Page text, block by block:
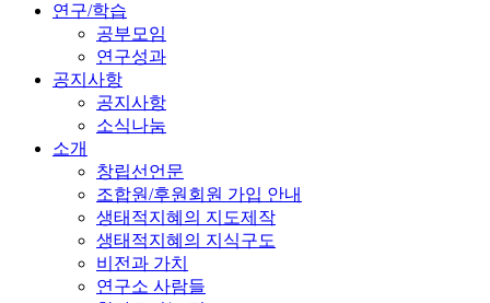
연구/학습
공부모임
연구성과
공지사항
공지사항
소식나눔
소개
창립선언문
조합원/후원회원 가입 안내
생태적지혜의 지도제작
생태적지혜의 지식구도
비전과 가치
연구소 사람들